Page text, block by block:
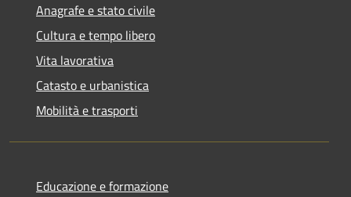
Anagrafe e stato civile
Cultura e tempo libero
Vita lavorativa
Catasto e urbanistica
Mobilità e trasporti
Educazione e formazione